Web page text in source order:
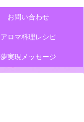
お問い合わせ
アロマ料理レシピ
夢実現メッセージ